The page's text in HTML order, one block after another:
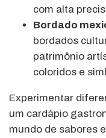
com alta
Bordado
bordados
patrimônio
coloridos e
Experimentar
um cardápio
mundo de sabores